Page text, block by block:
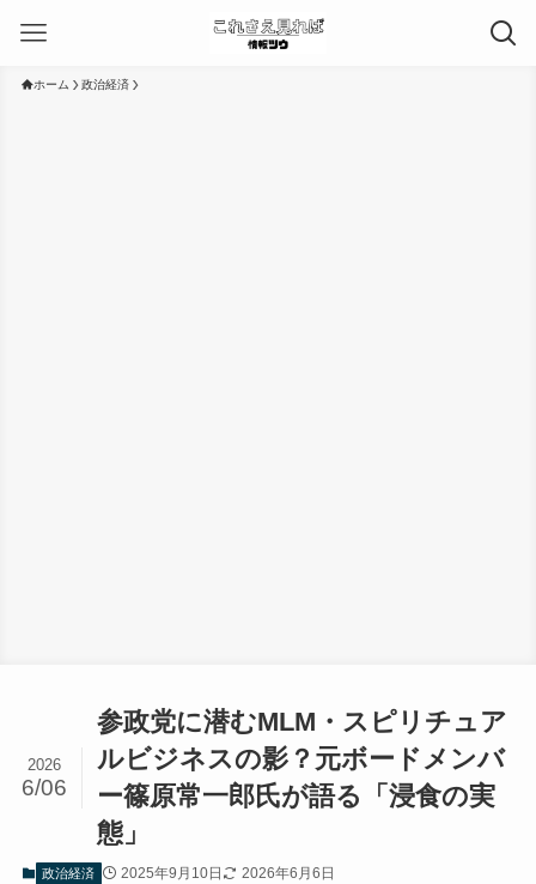
ホーム 政治経済
参政党に潜むMLM・スピリチュア
ルビジネスの影？元ボードメンバ
ー篠原常一郎氏が語る「浸食の実
態」
2026
6/06
政治経済 2025年9月10日 2026年6月6日